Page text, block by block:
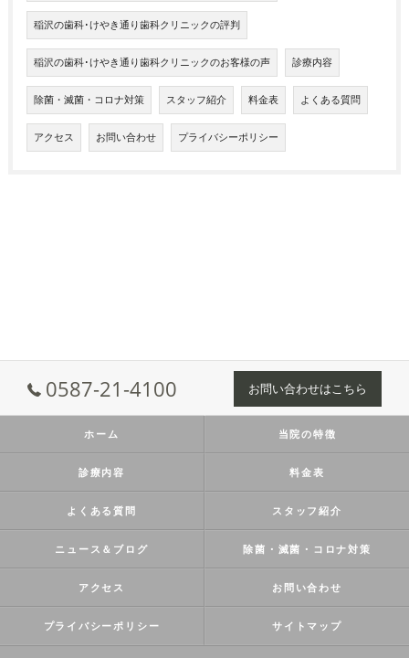
稲沢の歯科･けやき通り歯科クリニックの評判
稲沢の歯科･けやき通り歯科クリニックのお客様の声 診療内容
除菌・滅菌・コロナ対策 スタッフ紹介 料金表 よくある質問
アクセス お問い合わせ プライバシーポリシー
0587-21-4100 お問い合わせはこちら
ホーム 当院の特徴
診療内容 料金表
よくある質問 スタッフ紹介
ニュース＆ブログ 除菌・滅菌・コロナ対策
アクセス お問い合わせ
プライバシーポリシー サイトマップ